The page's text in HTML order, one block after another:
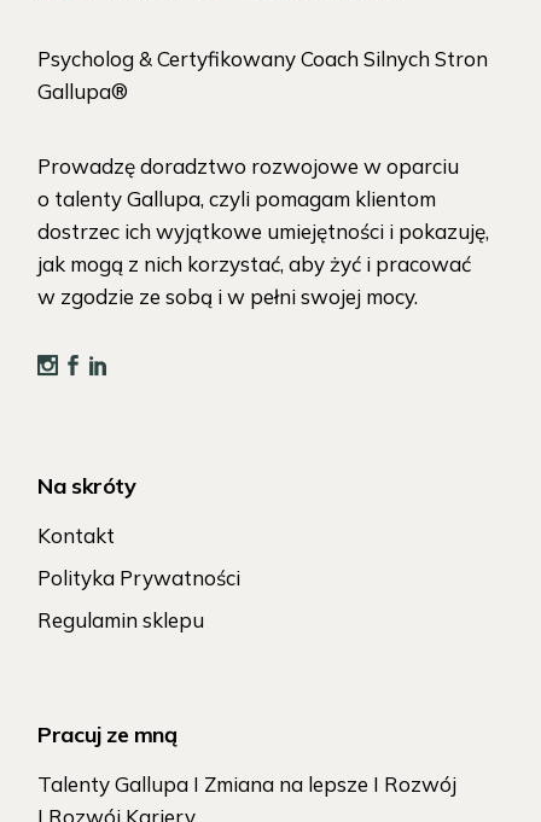
Psycholog & Certyfikowany Coach Silnych Stron
Gallupa®
Prowadzę doradztwo rozwojowe w oparciu
o talenty Gallupa, czyli pomagam klientom
dostrzec ich wyjątkowe umiejętności i pokazuję,
jak mogą z nich korzystać, aby żyć i pracować
w zgodzie ze sobą i w pełni swojej mocy.
Na skróty
Kontakt
Polityka Prywatności
Regulamin sklepu
Pracuj ze mną
Talenty Gallupa I Zmiana na lepsze I Rozwój